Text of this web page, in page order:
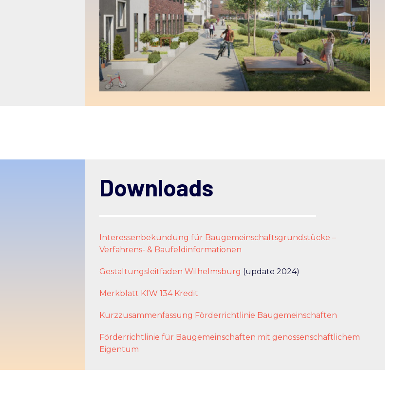
Downloads
Interessenbekundung für Baugemeinschaftsgrundstücke –
Verfahrens- & Baufeldinformationen
Gestaltungsleitfaden Wilhelmsburg (update 2024)
Merkblatt KfW 134 Kredit
Kurzzusammenfassung Förderrichtlinie Baugemeinschaften
Förderrichtlinie für Baugemeinschaften mit genossenschaftlichem
Eigentum